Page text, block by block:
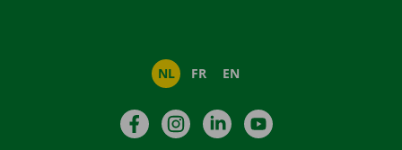
NL FR EN
FacebookInstagramLinkedIn